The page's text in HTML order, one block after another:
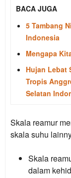
BACA JUGA
5 Tambang
Indonesia
Mengapa
Hujan Lebat
Tropis
Selatan
Skala reamur
skala suhu
Skala
dalam